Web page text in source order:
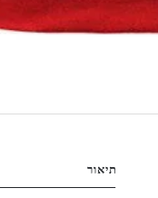
תיאור